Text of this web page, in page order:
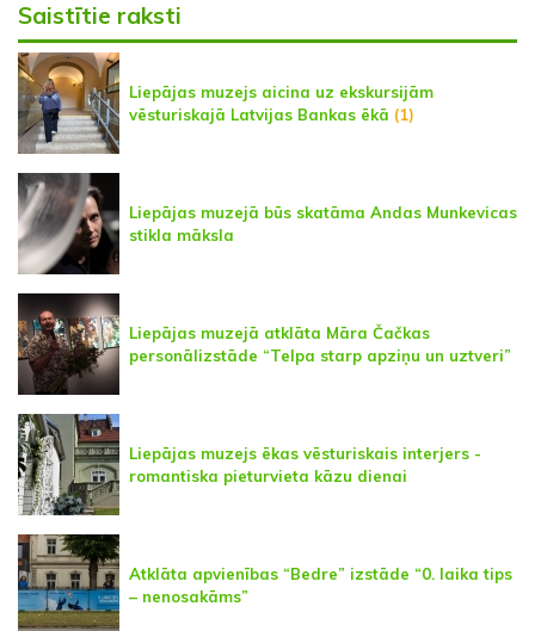
Saistītie raksti
Liepājas muzejs aicina uz ekskursijām
vēsturiskajā Latvijas Bankas ēkā (1)
Liepājas muzejā būs skatāma Andas Munkevicas
stikla māksla
Liepājas muzejā atklāta Māra Čačkas
personālizstāde “Telpa starp apziņu un uztveri”
Liepājas muzejs ēkas vēsturiskais interjers -
romantiska pieturvieta kāzu dienai
Atklāta apvienības “Bedre” izstāde “0. laika tips
– nenosakāms”